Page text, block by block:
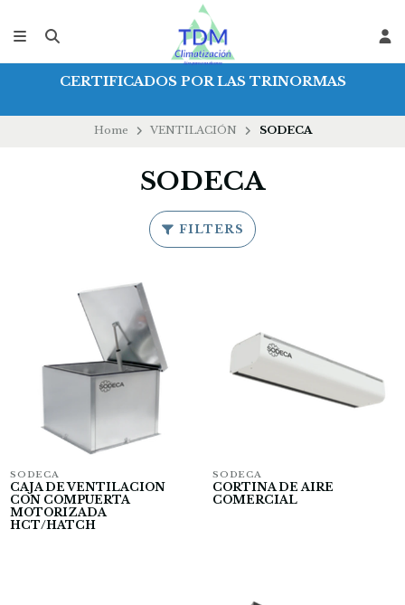
CERTIFICADOS POR LAS TRINORMAS
Home VENTILACIÓN SODECA
SODECA
FILTERS
SODECA
CAJA DE VENTILACION
CON COMPUERTA
MOTORIZADA
HCT/HATCH
SODECA
CORTINA DE AIRE
COMERCIAL